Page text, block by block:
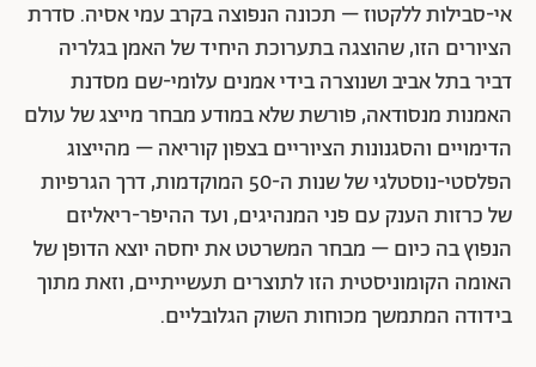
ב-2014 פנה האמן היפני-בריטי סיימון פוג'יווארה לסדנת
האמנות מַנסוּדָאֶה – מפעל האמנות הרשמי של צפון קוריאה
– בהזמנה לצייר שבעה ציורים של כוס חלב פשוטה. סדנת
מנדוסדאה, המעסיקה 4,000 עובדים, אחראית על הייצור
וההפקה של מכלול דימויי התעמולה בצפון קוריאה. בניגוד
ליכולות הייצור המתקדמות של המדינה בתחום האמנות, לא
מתקיים בצפון קוריאה כל ייצור של חלב טרי. סיבה רשמית
לכך לא נמסרה מטעמה מעולם, אבל במערב מתרבות
הספקולציות: מטיפול לקוי בפרות המניבות, דרך עלויות
החשמל הגבוהות הכרוכות בשינוע של תוצרת טרייה, ועד